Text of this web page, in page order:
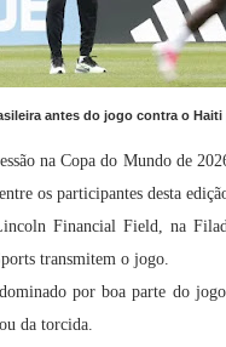
antes do jogo contra o
na Copa do Mundo de
os participantes desta
Financial Field, na
transmitem o jogo.
por boa parte do
da torcida.